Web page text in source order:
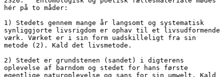
hér på to måder:
1) Stedets gennem mange år langsomt og systematisk
synliggjorte livsrigdom er ophav til et livsudformende
værk. Værket er i sin form uadskilleligt fra sin
metode (2). Kald det livsmetode.
2) Stedet er grundstenen (sandet) i digterens
oplevelse af barndom og stedet for hans første
egentlige naturoplevelse og sans for sin umwelt. Kald